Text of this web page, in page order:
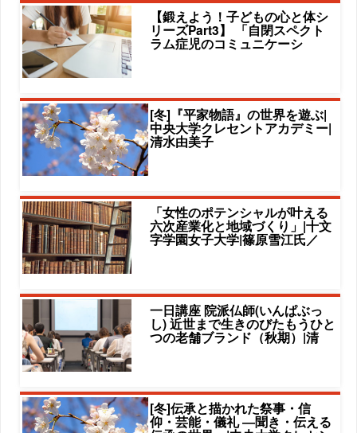
【鍛えよう！子どもの心と体シ
リーズPart3】 「自閉スペクト
ラム症児のコミュニケーシ
[冬]『平家物語』の世界を遊ぶ|
中央大学クレセントアカデミー|
清水由美子
「女性のポテンシャルが叶える
六次産業化と地域づくり」|十文
字学園女子大学|篠原雪江氏／
一日講座 院派仏師(いんぱぶっ
し) 近世まで生きのびたもうひと
つの老舗ブランド（秋期）|清
[冬]伝承と描かれた祭事・信
仰・芸能・儀礼 ―聞き・伝える